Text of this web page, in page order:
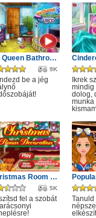
Ice Queen Bathroom Deco
9K
be a jég
Ikrek
mindig
dolog,
munka
Christmas Room Decoration
5K
fel a szobát
Tanuld